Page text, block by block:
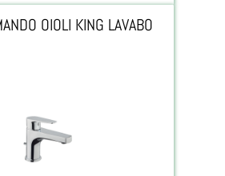
OIOLI KING LAVABO